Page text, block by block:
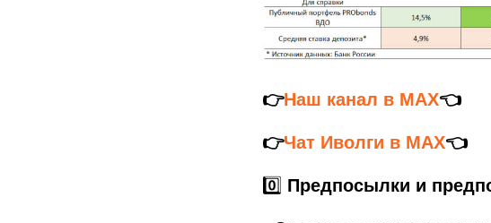
👉Наш канал в MAX👈
👉Чат Иволги в MAX👈
0️⃣ Предпосылки и